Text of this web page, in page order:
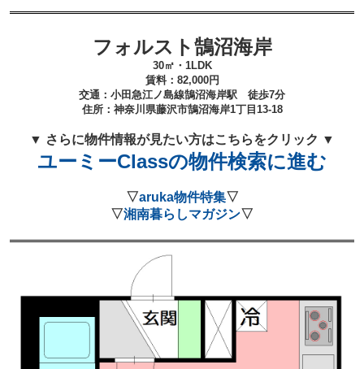
フォルスト鵠沼海岸
30㎡・1LDK
賃料： 82,000円
交通：小田急江ノ島線鵠沼海岸駅 徒歩7分
住所： 神奈川県藤沢市鵠沼海岸1丁目13-18
▼ さらに物件情報が見たい方はこちらをクリック ▼
ユーミーClassの物件検索に進む
▽aruka物件特集▽
▽湘南暮らしマガジン▽